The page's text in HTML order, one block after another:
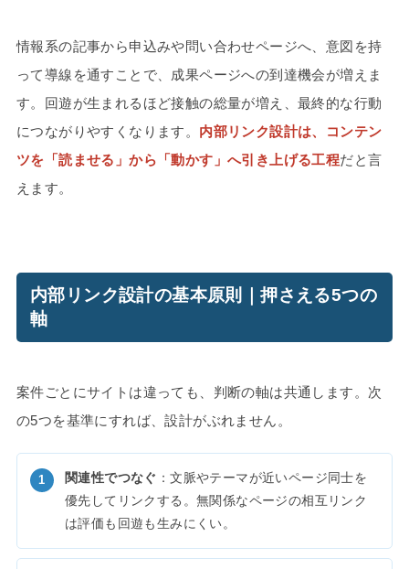
情報系の記事から申込みや問い合わせページへ、意図を持
って導線を通すことで、成果ページへの到達機会が増えま
す。回遊が生まれるほど接触の総量が増え、最終的な行動
につながりやすくなります。 内部リンク設計は、コンテン
ツを「読ませる」から「動かす」へ引き上げる工程だと言
えます。
内部リンク設計の基本原則｜押さえる5つの
軸
案件ごとにサイトは違っても、判断の軸は共通します。次
の5つを基準にすれば、設計がぶれません。
関連性でつなぐ ：文脈やテーマが近いページ同士を
優先してリンクする。無関係なページの相互リンク
は評価も回遊も生みにくい。